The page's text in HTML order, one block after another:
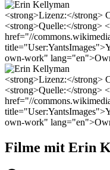
<strong>Lizenz:</strong>
<strong>Quelle:</strong>
href="//
own-work"
<strong>Lizenz:</strong>
<strong>Quelle:</strong>
href="//
own-work"
Filme mit Erin